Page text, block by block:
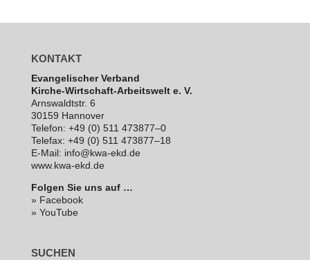
KONTAKT
Evan­ge­li­scher Verband
Kirche-Wirt­schaft-Arbeits­welt e. V.
Arns­waldt­str. 6
30159 Hannover
Telefon: +49 (0) 511 473877–0
Telefax: +49 (0) 511 473877–18
E‑Mail: info@kwa-ekd.de
www.kwa-ekd.de
Folgen Sie uns auf …
» Facebook
» YouTube
SUCHEN